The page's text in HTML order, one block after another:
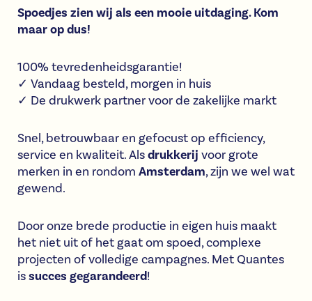
Spoedjes zien wij als een mooie uitdaging. Kom
maar op dus!
100% tevredenheidsgarantie!
✓ Vandaag besteld, morgen in huis
✓ De drukwerk partner voor de zakelijke markt
Snel, betrouwbaar en gefocust op efficiency,
service en kwaliteit. Alsdrukkerij voor grote
merken in en rondom Amsterdam, zijn we wel wat
gewend.
Door onze brede productie in eigen huis maakt
het niet uit of het gaat om spoed, complexe
projecten of volledige campagnes. Met Quantes
issucces gegarandeerd!